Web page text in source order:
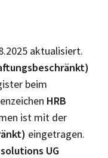
aktualisiert.
beim
HRB
ist mit der
eingetragen.
UG